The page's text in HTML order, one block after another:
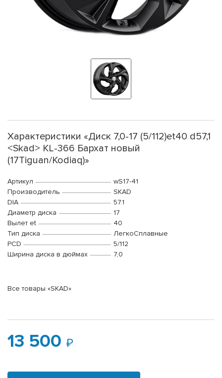
Характеристики «Диск 7,0-17 (5/112)et40 d57,1
<Skad> KL-366 Бархат новый
(17Tiguan/Kodiaq)»
Артикул
wS17-41
Производитель
SKAD
DIA
57.1
Диаметр диска
17
Вылет et
40
Тип диска
ЛегкоСплавные
PCD
5/112
Ширина диска в дюймах
7,0
Все товары «SKAD»
13 500